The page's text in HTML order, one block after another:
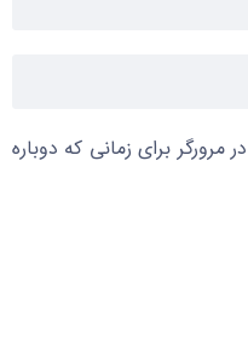
برای زمانی که دوباره